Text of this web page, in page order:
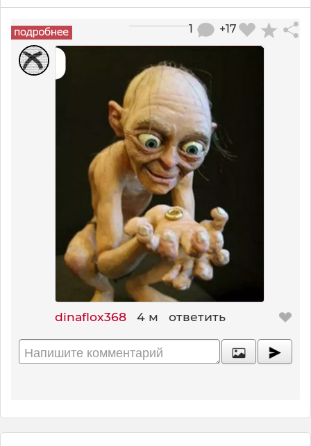
+17
1
dinaflox368 4 м ответить